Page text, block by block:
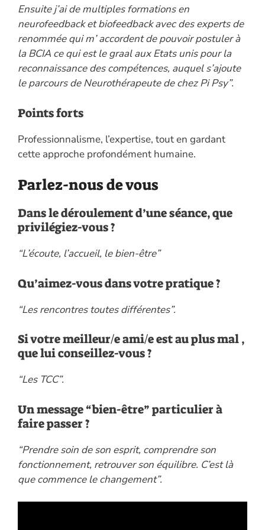
Ensuite j’ai de multiples formations en
neurofeedback et biofeedback avec des experts de
renommée qui m’ accordent de pouvoir postuler à
la BCIA ce qui est le graal aux Etats unis pour la
reconnaissance des compétences, auquel s’ajoute
le parcours de Neurothérapeute de chez Pi Psy”.
Points forts
Professionnalisme, l’expertise, tout en gardant
cette approche profondément humaine.
Parlez-nous de vous
Dans le déroulement d’une séance, que
privilégiez-vous ?
“L’écoute, l’accueil, le bien-être”
Qu’aimez-vous dans votre pratique ?
“Les rencontres toutes différentes”.
Si votre meilleur/e ami/e est au plus mal ,
que lui conseillez-vous ?
“Les TCC”.
Un message “bien-être” particulier à
faire passer ?
“Prendre soin de son esprit, comprendre son
fonctionnement, retrouver son équilibre. C’est là
que commence le changement”.